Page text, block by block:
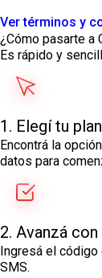
Ver términos y
¿Cómo pasarte a
Es rápido y
1. Elegí tu plan​
Encontrá la
datos para
2. Avanzá
Ingresá el
SMS.